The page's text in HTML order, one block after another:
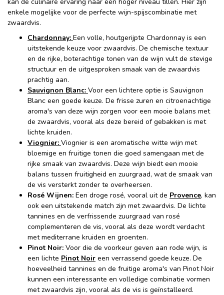
kan de culinaire ervaring naar een hoger niveau tillen. Hier zijn
enkele mogelijke voor de perfecte wijn-spijscombinatie met
zwaardvis.
Chardonnay: Een volle, houtgerijpte Chardonnay is een
uitstekende keuze voor zwaardvis. De chemische textuur
en de rijke, boterachtige tonen van de wijn vult de stevige
structuur en de uitgesproken smaak van de zwaardvis
prachtig aan.
Sauvignon Blanc: Voor een lichtere optie is Sauvignon
Blanc een goede keuze. De frisse zuren en citroenachtige
aroma's van deze wijn zorgen voor een mooie balans met
de zwaardvis, vooral als deze bereid of gebakken is met
lichte kruiden.
Viognier: Viognier is een aromatische witte wijn met
bloemige en fruitige tonen die goed samengaan met de
rijke smaak van zwaardvis. Deze wijn biedt een mooie
balans tussen fruitigheid en zuurgraad, wat de smaak van
de vis versterkt zonder te overheersen.
Rosé Wijnen: Een droge rosé, vooral uit de Provence, kan
ook een uitstekende match zijn met zwaardvis. De lichte
tannines en de verfrissende zuurgraad van rosé
complementeren de vis, vooral als deze wordt verdacht
met mediterrane kruiden en groenten.
Pinot Noir: Voor die de voorkeur geven aan rode wijn, is
een lichte Pinot Noir een verrassend goede keuze. De
hoeveelheid tannines en de fruitige aroma's van Pinot Noir
kunnen een interessante en volledige combinatie vormen
met zwaardvis zijn, vooral als de vis is geïnstalleerd.